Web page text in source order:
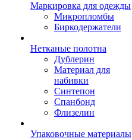
Маркировка для одежды
Микропломбы
Биркодержатели
Нетканые полотна
Дублерин
Материал для
набивки
Синтепон
Спанбонд
Флизелин
Упаковочные материалы